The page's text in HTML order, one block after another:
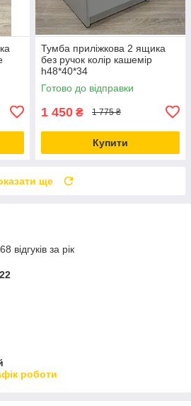
Тумба приліжкова 2 ящика
без ручок колір кашемір
h48*40*34
Готово до відправки
1 450 ₴ 1 775 ₴
Купити
ще
відгуків за рік
роботи